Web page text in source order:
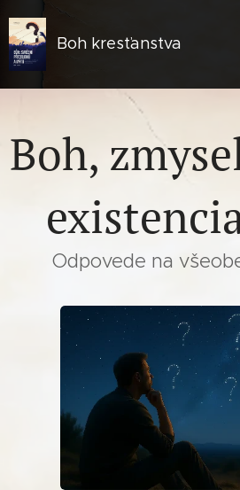
Boh kresťanstva
Boh,
Odpovede na